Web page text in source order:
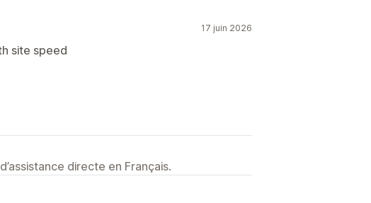
17 juin 2026
site speed
directe en Français.